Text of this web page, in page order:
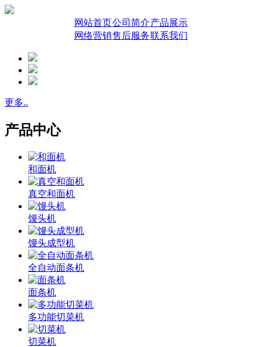
网站首页公司简介产品展示
网络营销售后服务联系我们
更多..
产品中心
和面机
真空和面机
馒头机
馒头成型机
全自动面条机
面条机
多功能切菜机
切菜机